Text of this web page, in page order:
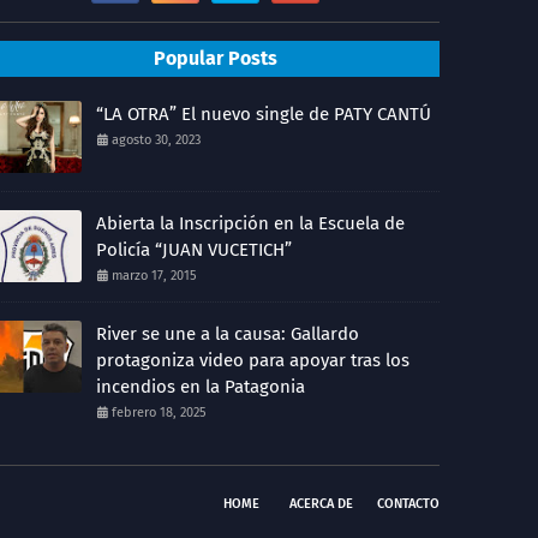
Popular Posts
“LA OTRA” El nuevo single de PATY CANTÚ
agosto 30, 2023
Abierta la Inscripción en la Escuela de
Policía “JUAN VUCETICH”
marzo 17, 2015
River se une a la causa: Gallardo
protagoniza video para apoyar tras los
incendios en la Patagonia
febrero 18, 2025
HOME ACERCA DE CONTACTO